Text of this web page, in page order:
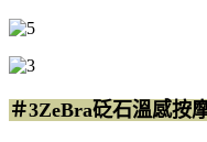
＃3ZeBra砭石溫感按